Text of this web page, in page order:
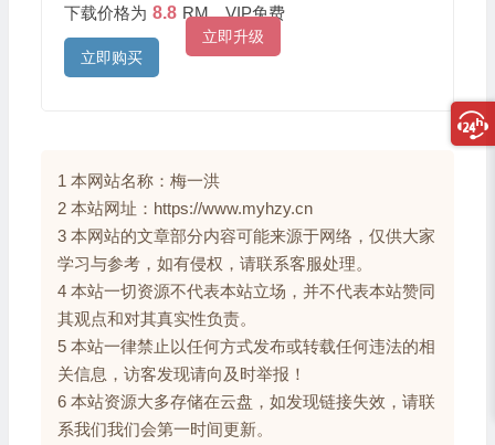
下载价格为 8.8 RM，VIP免费
立即升级
立即购买
1 本网站名称：梅一洪
2 本站网址：https://www.myhzy.cn
3 本网站的文章部分内容可能来源于网络，仅供大家
学习与参考，如有侵权，请联系客服处理。
4 本站一切资源不代表本站立场，并不代表本站赞同
其观点和对其真实性负责。
5 本站一律禁止以任何方式发布或转载任何违法的相
关信息，访客发现请向及时举报！
6 本站资源大多存储在云盘，如发现链接失效，请联
系我们我们会第一时间更新。